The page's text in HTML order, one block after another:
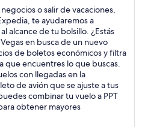
o salir de vacaciones,
te ayudaremos a
alcance de tu bolsillo. ¿Estás
en busca de un nuevo
de boletos económicos y filtra
que encuentres lo que buscas.
con llegadas en la
de avión que se ajuste a tus
combinar tu vuelo a PPT
obtener mayores